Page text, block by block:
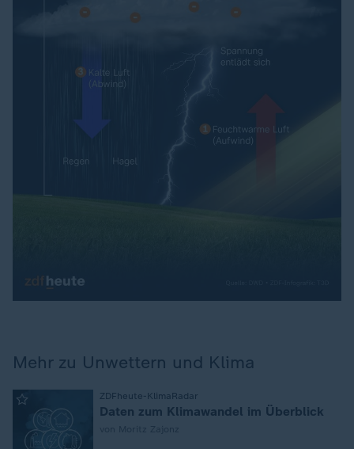
Mehr zu Unwettern und Klima
ZDFheute-KlimaRadar
Daten zum Klimawandel im Überblick